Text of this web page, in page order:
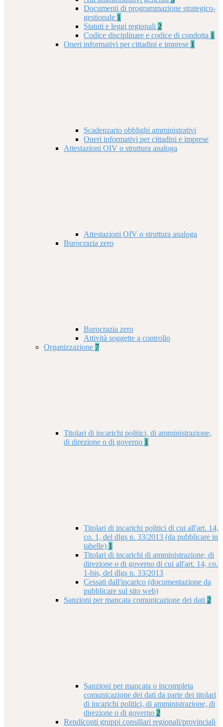
Documenti di programmazione strategico-
gestionale 1
Statuti e leggi regionali 2
Codice disciplinare e codice di condotta 1
Oneri informativi per cittadini e imprese 1
Scadenzario obblighi amministrativi
Oneri informativi per cittadini e imprese
Attestazioni OIV o struttura analoga
Attestazioni OIV o struttura analoga
Burocrazia zero
Burocrazia zero
Attività soggette a controllo
Organizzazione 7
Titolari di incarichi politici, di amministrazione,
di direzione o di governo 1
Titolari di incarichi politici di cui all'art. 14,
co. 1, del dlgs n. 33/2013 (da pubblicare in
tabelle) 1
Titolari di incarichi di amministrazione, di
direzione o di governo di cui all'art. 14, co.
1-bis, del dlgs n. 33/2013
Cessati dall'incarico (documentazione da
pubblicare sul sito web)
Sanzioni per mancata comunicazione dei dati 2
Sanzioni per mancata o incompleta
comunicazione dei dati da parte dei titolari
di incarichi politici, di amministrazione, di
direzione o di governo 2
Rendiconti gruppi consiliari regionali/provinciali